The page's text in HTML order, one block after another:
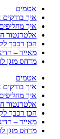
אטמים
איך
איך
אלטרנטור
הכן רכבך
מאייד –
מדחס מזגן לרכב יד
אטמים
איך
איך
אלטרנטור
הכן רכבך
מאייד –
מדחס מזגן לרכב יד